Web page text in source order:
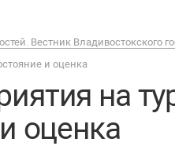
Вестник Владивостокского
и оценка
на
оценка